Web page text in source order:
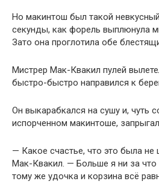
Но макинтош был такой
секунды, как форель выплюнула
Зато она проглотила обе
Мистрер Мак-Квакил пулей
быстро-быстро направился к
Он выкарабкался на сушу и, чуть
испорченном макинтоше,
— Какое счастье, что это была не
Мак-Квакил. — Больше я ни за
тому же удочка и корзина всё